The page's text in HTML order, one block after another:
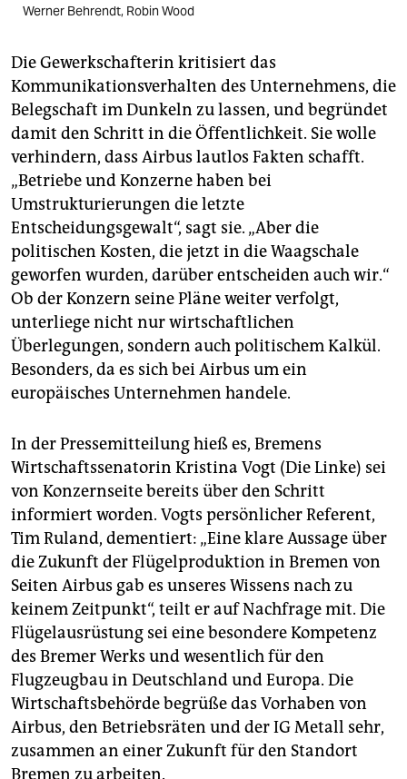
Werner Behrendt, Robin Wood
Die Gewerkschafterin kritisiert das
Kommunikationsverhalten des Unternehmens, die
Belegschaft im Dunkeln zu lassen, und begründet
damit den Schritt in die Öffentlichkeit. Sie wolle
verhindern, dass Airbus lautlos Fakten schafft.
„Betriebe und Konzerne haben bei
Umstrukturierungen die letzte
Entscheidungsgewalt“, sagt sie. „Aber die
politischen Kosten, die jetzt in die Waagschale
geworfen wurden, darüber entscheiden auch wir.“
Ob der Konzern seine Pläne weiter verfolgt,
unterliege nicht nur wirtschaftlichen
Überlegungen, sondern auch politischem Kalkül.
Besonders, da es sich bei Airbus um ein
europäisches Unternehmen handele.
In der Pressemitteilung hieß es, Bremens
Wirtschaftssenatorin Kristina Vogt (Die Linke) sei
von Konzernseite bereits über den Schritt
informiert worden. Vogts persönlicher Referent,
Tim Ruland, dementiert: „Eine klare Aussage über
die Zukunft der Flügelproduktion in Bremen von
Seiten Airbus gab es unseres Wissens nach zu
keinem Zeitpunkt“, teilt er auf Nachfrage mit. Die
Flügelausrüstung sei eine besondere Kompetenz
des Bremer Werks und wesentlich für den
Flugzeugbau in Deutschland und Europa. Die
Wirtschaftsbehörde begrüße das Vorhaben von
Airbus, den Betriebsräten und der IG Metall sehr,
zusammen an einer Zukunft für den Standort
Bremen zu arbeiten.